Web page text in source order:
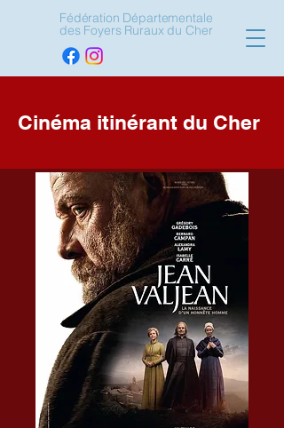
Fédération Départementale
des Foyers Ruraux du Cher
Cinéma itinérant du Cher